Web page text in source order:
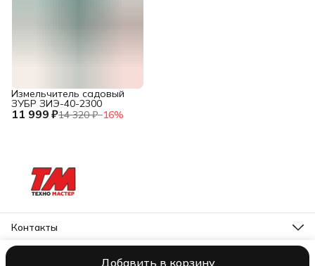
Добавить в корзину
11 999 ₽14 320 ₽−16%
Измельчитель садовый
ЗУБР ЗИЭ-40-2300
Контакты
Адрес
ОплатаДоставкаПравила возврата